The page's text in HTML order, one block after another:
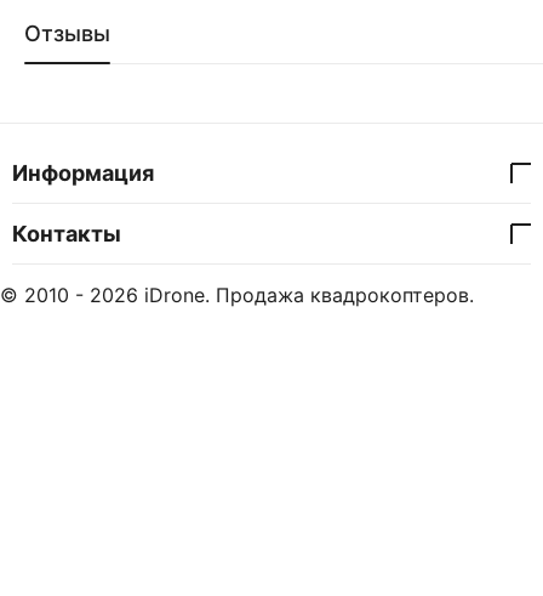
Отзывы
Информация
Контакты
© 2010 - 2026 iDrone. Продажа квадрокоптеров.